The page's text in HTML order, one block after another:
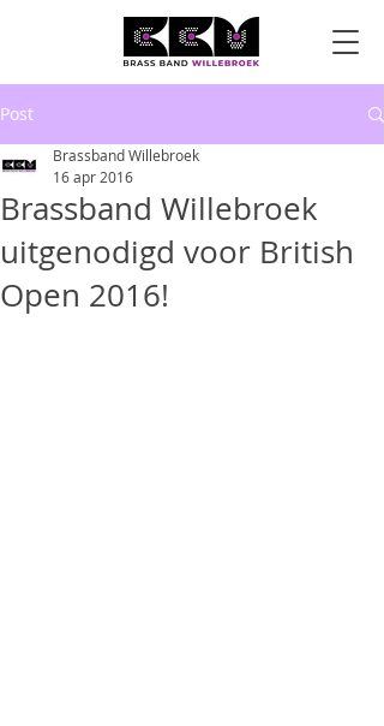
Post
Brassband Willebroek
uitgenodigd voor British
Open 2016!
Brassband Willebroek
16 apr 2016